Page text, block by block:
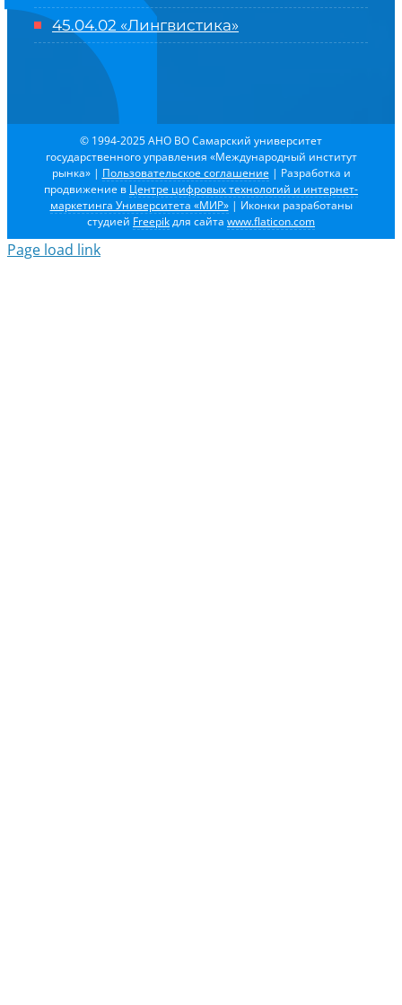
45.04.02 «Лингвистика»
© 1994-2025 АНО ВО Самарский университет
государственного управления «Международный институт
рынка» | Пользовательское соглашение | Разработка и
продвижение в Центре цифровых технологий и интернет-
маркетинга Университета «МИР»| Иконки разработаны
студией Freepikдля сайта www.flaticon.com
Page load link